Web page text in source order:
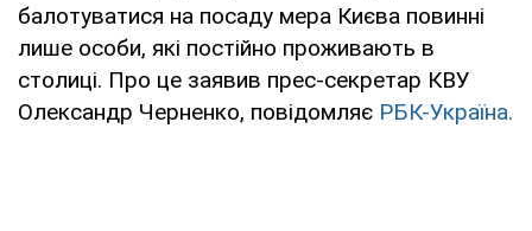
балотуватися на посаду мера Києва повинні
лише особи, які постійно проживають в
столиці. Про це заявив прес-секретар КВУ
Олександр Черненко, повідомляє РБК-Україна.